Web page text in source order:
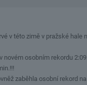
v této zimě v pražské hale
osobním rekordu
zaběhla osobní rekord